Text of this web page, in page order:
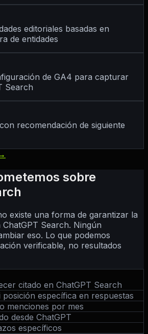
editoriales basadas en
de entidades
de GA4 para capturar
Search
recomendación de siguiente
sobre
existe una forma de garantizar la
Search. Ningún
eso. Lo que podemos
verificable, no resultados
citado en ChatGPT Search
específica en respuestas
menciones por mes
desde ChatGPT
específicos